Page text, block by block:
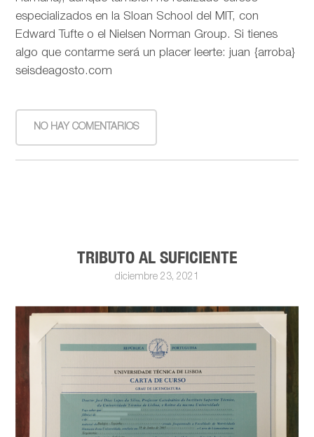
especializados en la Sloan School del MIT, con
Edward Tufte o el Nielsen Norman Group. Si tienes
algo que contarme será un placer leerte: juan {arroba}
seisdeagosto.com
NO HAY COMENTARIOS
TRIBUTO AL SUFICIENTE
diciembre 23, 2021